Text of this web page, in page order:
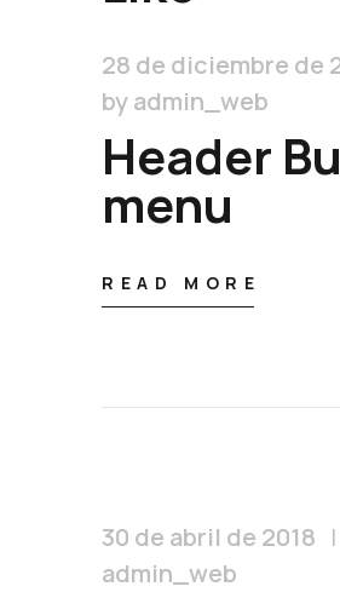
28 de diciembre de
by admin_web
Header
menu
READ MORE
30 de abril de 2018
admin_web